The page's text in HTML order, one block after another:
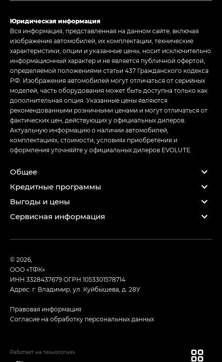
Юридическая информация
Вся информация, представленная на данном сайте, включая
изображения автомобилей, их комплектации, технические
характеристики, опции и указанные цены, носит исключительно
информационный характер и не является публичной офертой,
определяемой положениями статьи 437 Гражданского кодекса
РФ. Изображения автомобилей могут отличаться от серийных
моделей, часть оборудования может быть доступна только как
дополнительная опция. Указанные цены являются
рекомендованными розничными ценами и могут отличаться от
фактических цен, действующих у официальных дилеров.
Актуальную информацию о наличии автомобилей,
комплектациях, стоимости, условиях приобретения и
оформления уточняйте у официальных дилеров EVOLUTE.
Общее
Кредитные программы
Выгоды и цены
Сервисная информация
© 2026,
ООО «ТФК»
ИНН 3328437679ОГРН 1053301578714
Адрес: г. Владимир, ул. Куйбышева, д. 28У
Правовая информация
Согласие на обработку персональных данных
Работает на технологиях